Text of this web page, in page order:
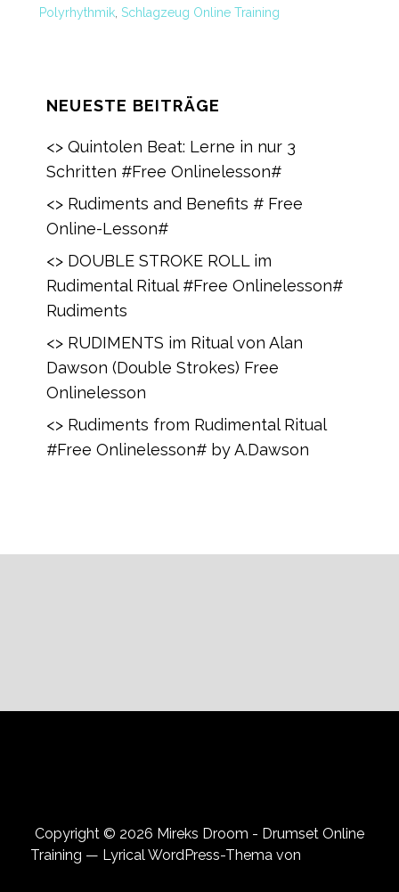
Polyrhythmik Schlagzeug Online Training
NEUESTE BEITRÄGE
<> Quintolen Beat: Lerne in nur 3
Schritten #Free Onlinelesson#
<> Rudiments and Benefits # Free
Online-Lesson#
<> DOUBLE STROKE ROLL im
Rudimental Ritual #Free Onlinelesson#
Rudiments
<> RUDIMENTS im Ritual von Alan
Dawson (Double Strokes) Free
Onlinelesson
<> Rudiments from Rudimental Ritual
#Free Onlinelesson# by A.Dawson
Copyright © 2026 Mireks Droom - Drumset Online
Training — Lyrical WordPress-Thema von